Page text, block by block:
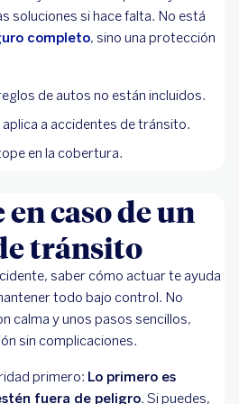
soluciones si hace falta. No está
completo, sino una protección
de autos no están incluidos.
a accidentes de tránsito.
en la cobertura.
en caso de un
tránsito
saber cómo actuar te ayuda
todo bajo control. No
calma y unos pasos sencillos,
sin complicaciones.
primero: Lo primero es
fuera de peligro. Si puedes,